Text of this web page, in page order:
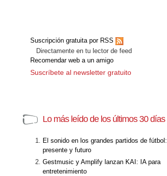
Suscripción gratuita por RSS
Directamente en tu lector de feed
Recomendar web a un amigo
Suscríbete al newsletter gratuito
Lo más leído de los últimos 30 días
El sonido en los grandes partidos de fútbol:
presente y futuro
Gestmusic y Amplify lanzan KAI: IA para
entretenimiento